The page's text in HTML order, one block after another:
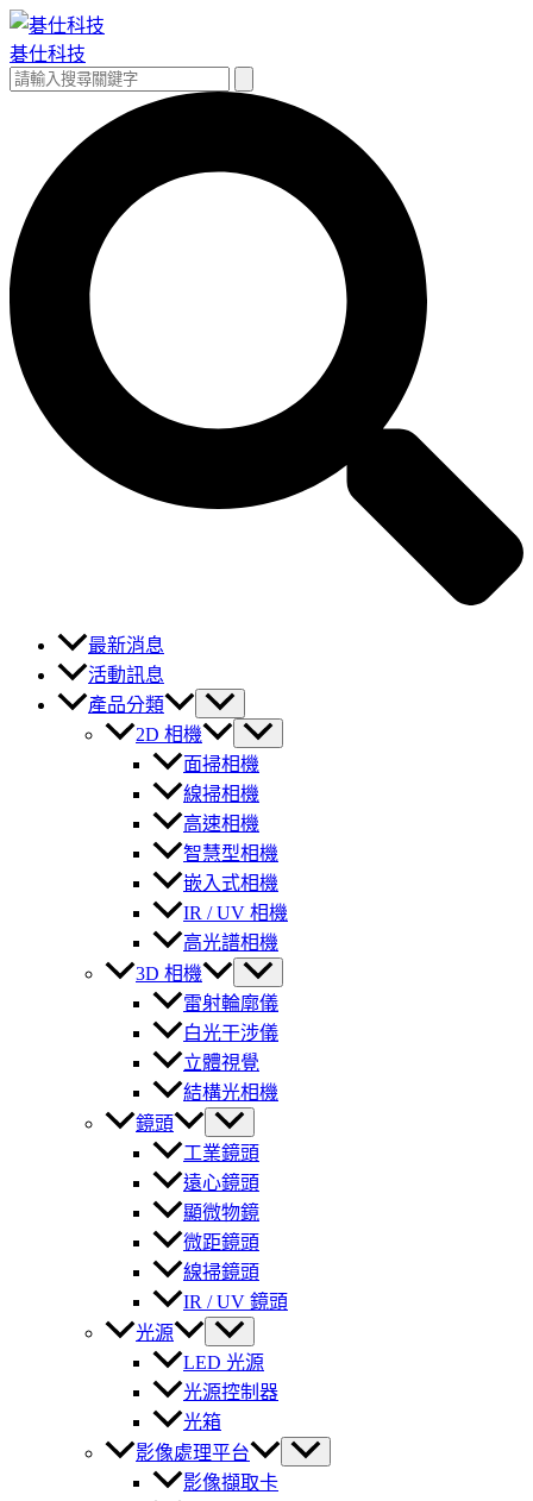
跳
至
主
碁仕科技
搜
最新消息
活動訊息
產品分類
2D 相機
面掃相機
線掃相機
高速相機
智慧型相機
嵌入式相機
IR / UV 相機
高光譜相機
3D 相機
雷射輪廓儀
白光干涉儀
立體視覺
結構光相機
鏡頭
工業鏡頭
遠心鏡頭
顯微物鏡
微距鏡頭
線掃鏡頭
IR / UV 鏡頭
光源
LED 光源
光源控制器
光箱
影像處理平台
影像擷取卡